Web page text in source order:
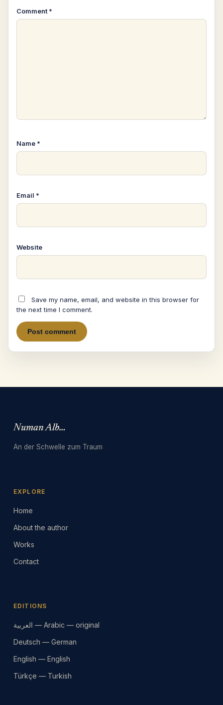
Comment *
Name *
Email *
Website
Save my name, email, and website in this browser for
the next time I comment.
Numan Albarbari
An der Schwelle zum Traum
EXPLORE
Home
About the author
Works
Contact
EDITIONS
العربية — Arabic — original
Deutsch — German
English — English
Türkçe — Turkish